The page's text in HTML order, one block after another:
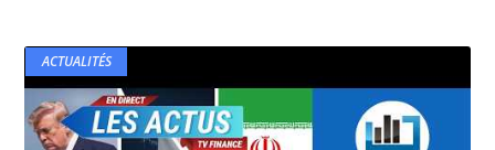
ACTUALITÉS